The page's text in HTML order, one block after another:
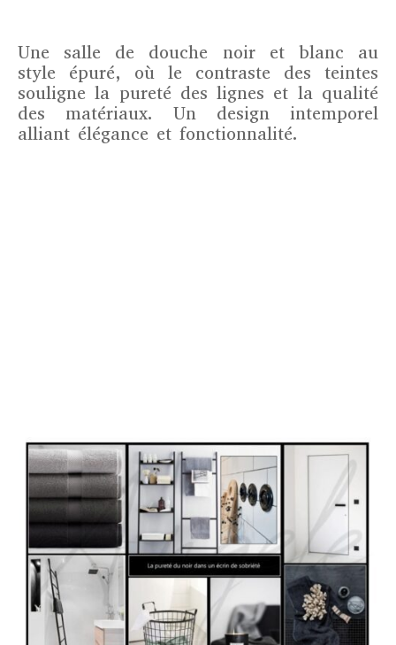
Une salle de douche noir et blanc au
style épuré, où le contraste des teintes
souligne la pureté des lignes et la qualité
des matériaux. Un design intemporel
alliant élégance et fonctionnalité.